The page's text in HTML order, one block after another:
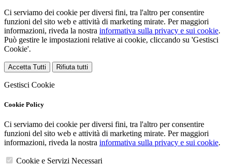
Ci serviamo dei cookie per diversi fini, tra l'altro per consentire
funzioni del sito web e attività di marketing mirate. Per maggiori
informazioni, riveda la nostra informativa sulla privacy e sui cookie.
Può gestire le impostazioni relative ai cookie, cliccando su 'Gestisci
Cookie'.
Accetta Tutti Rifiuta tutti
Gestisci Cookie
Cookie Policy
Ci serviamo dei cookie per diversi fini, tra l'altro per consentire
funzioni del sito web e attività di marketing mirate. Per maggiori
informazioni, riveda la nostra informativa sulla privacy e sui cookie.
Cookie e Servizi Necessari